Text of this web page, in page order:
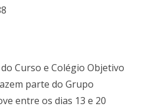
Curso e Colégio Objetivo
parte do Grupo
entre os dias 13 e 20